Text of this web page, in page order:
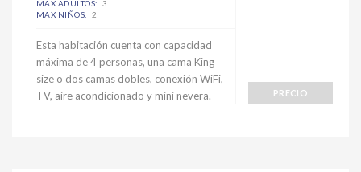
MAX ADULTOS: 3
MAX NIÑOS: 2
Esta habitación cuenta con capacidad
máxima de 4 personas, una cama King
size o dos camas dobles, conexión WiFi,
TV, aire acondicionado y mini nevera.
PRECIO